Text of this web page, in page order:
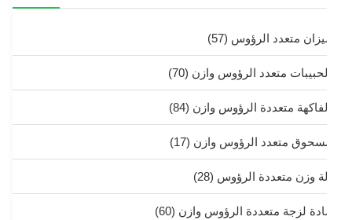
متعدد الرؤوس (57)
متعدد الرؤوس وازن (70)
متعددة الرؤوس وازن (84)
متعدد الرؤوس وازن (17)
وزن متعددة الرؤوس (28)
لزجة متعددة الرؤوس وازن (60)